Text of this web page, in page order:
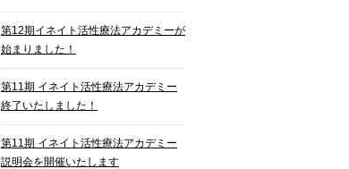
第12期イネイト活性療法アカデミーが
始まりました！
第11期 イネイト活性療法アカデミー
終了いたしました！
第11期 イネイト活性療法アカデミー
説明会を開催いたします